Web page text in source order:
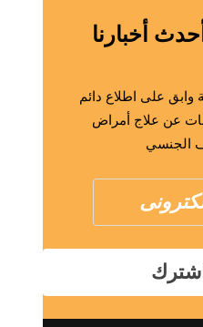
أخبارنا
وابق على اطلاع دائم
عن علاج أمراض
الجنسي